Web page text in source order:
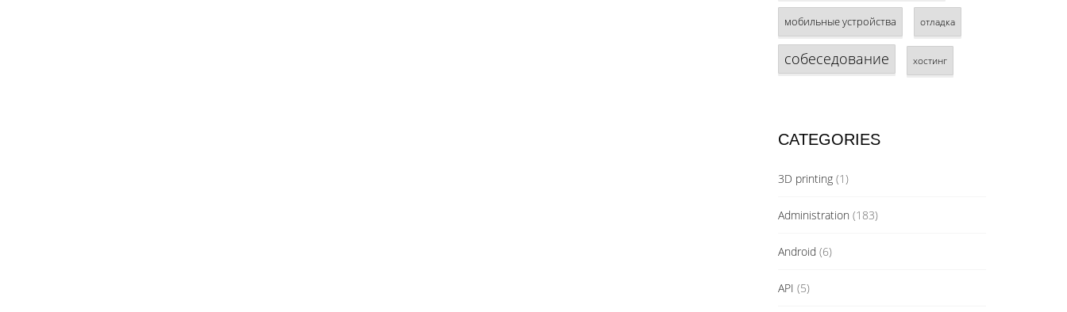
мобильные устройства отладка
собеседование хостинг
CATEGORIES
3D printing(1)
Administration (183)
Android (6)
API (5)